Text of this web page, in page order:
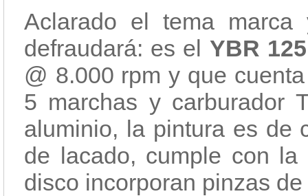
Aclarado el tema
defraudará: es el YBR
@ 8.000 rpm y que
5 marchas y carburador
aluminio, la pintura es de
de lacado, cumple con
disco incorporan pinzas